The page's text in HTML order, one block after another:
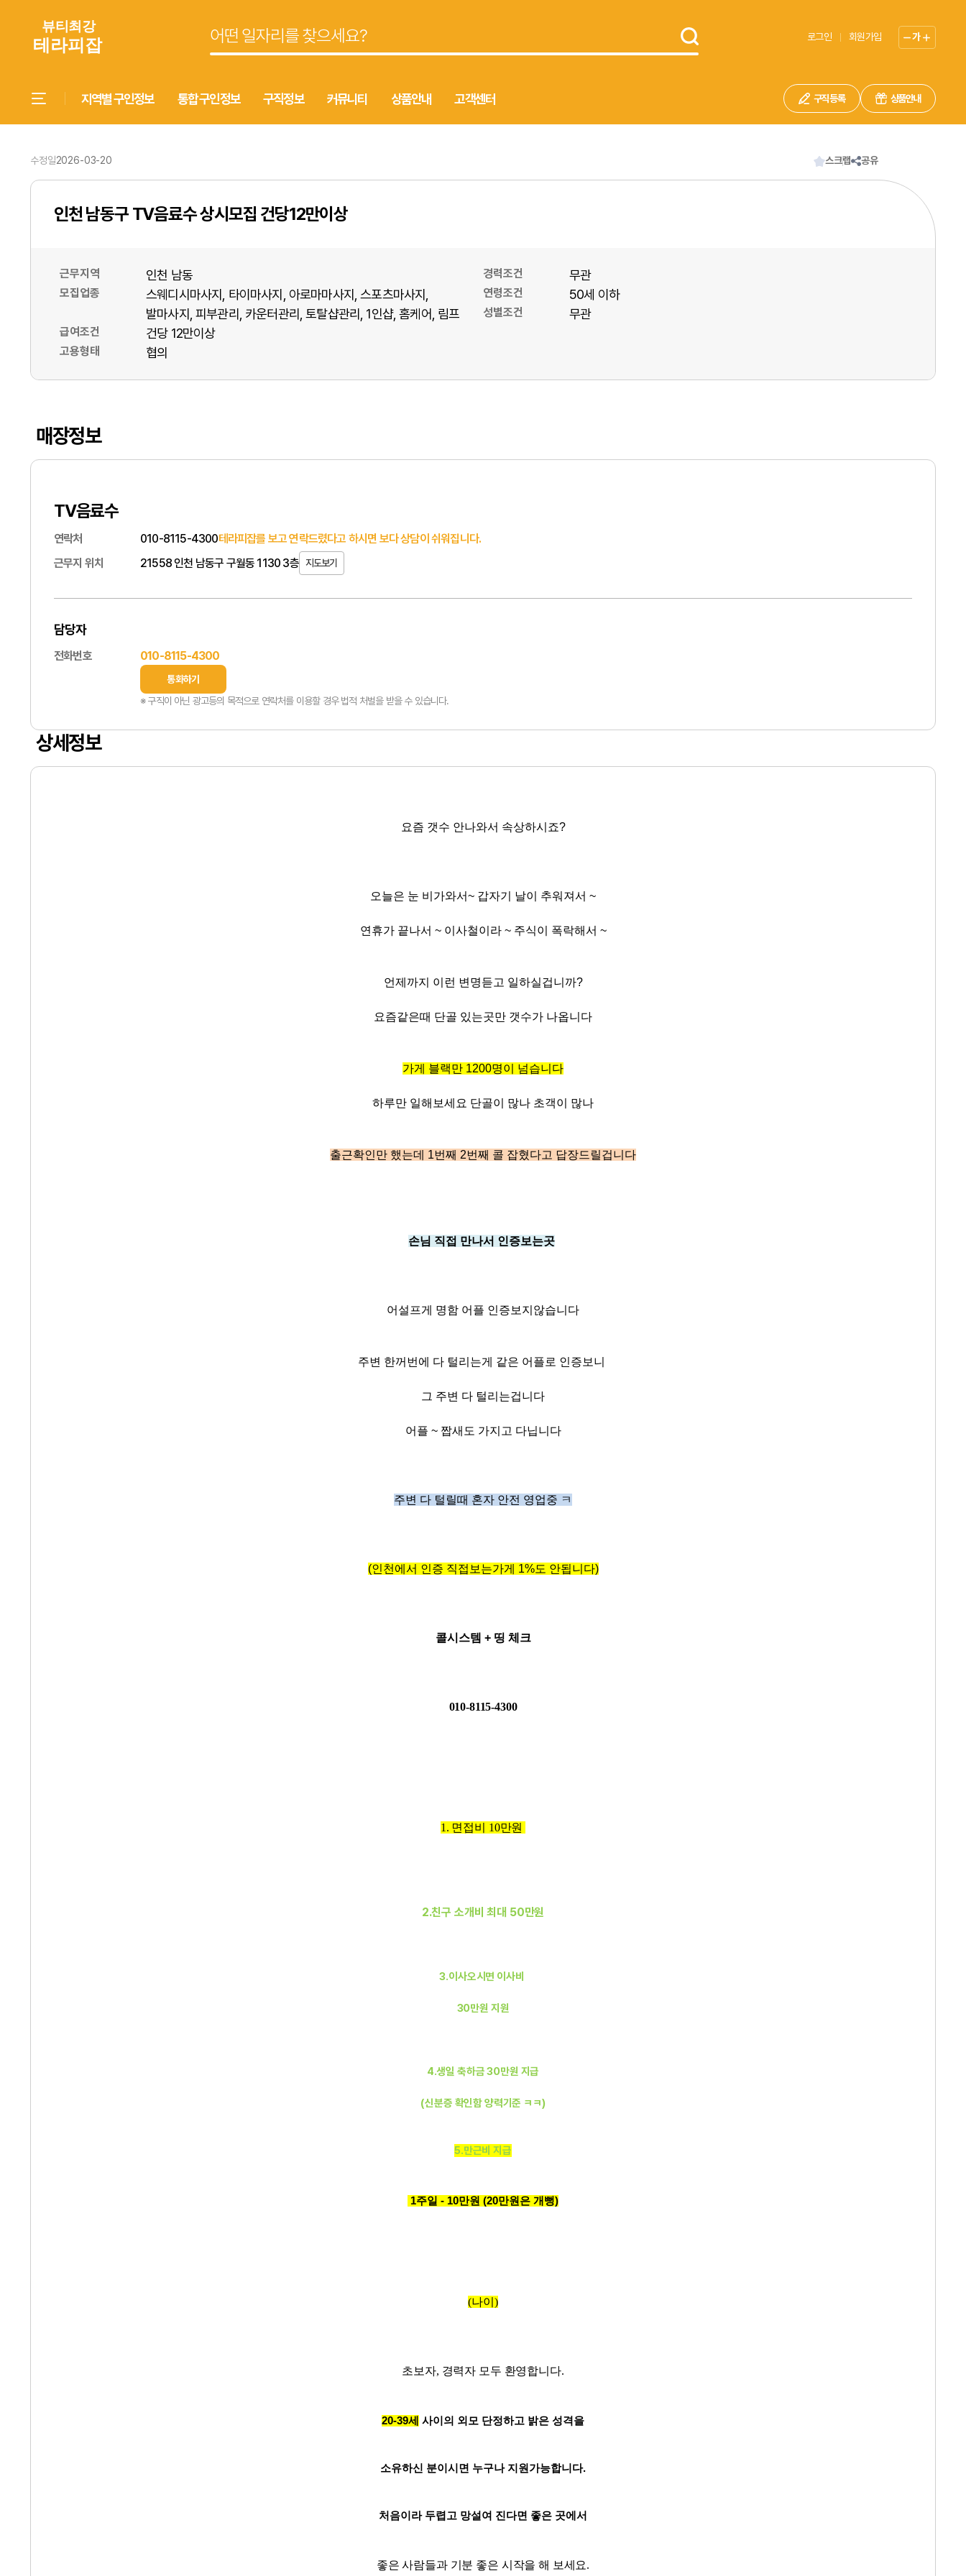
로그인 회원가입 가
지역별 구인정보 통합 구인정보 구직정보 커뮤니티 상품안내 고객센터 구직 등록 상품안내
수정일2026-03-20 스크랩 공유
인천 남동구 TV음료수 상시모집 건당12만이상
근무지역 인천 남동
모집업종 스웨디시마사지 타이마사지 아로마마사지 스포츠마사지
발마사지 피부관리 카운터관리 토탈샵관리 1인샵 홈케어 림프
급여조건 건당 12만이상
고용형태 협의
경력조건 무관
연령조건 50세 이하
성별조건 무관
매장정보
TV음료수
연락처 010-8115-4300테라피잡를 보고 연락드렸다고 하시면 보다 상담이 쉬워집니다.
근무지 위치
21558 인천 남동구 구월동 1130 3층 지도보기
담당자
전화번호 010-8115-4300
통화하기
※ 구직이 아닌 광고등의 목적으로 연락처를 이용할 경우 법적 처벌을 받을 수 있습니다.
상세정보
요즘 갯수 안나와서 속상하시죠?
오늘은 눈 비가와서~ 갑자기 날이 추워져서 ~
연휴가 끝나서 ~ 이사철이라 ~ 주식이 폭락해서 ~
언제까지 이런 변명듣고 일하실겁니까?
요즘같은때 단골 있는곳만 갯수가 나옵니다
가게 블랙만 1200명이 넘습니다
하루만 일해보세요 단골이 많나 초객이 많나
출근확인만 했는데 1번째 2번째 콜 잡혔다고 답장드릴겁니다
손님 직접 만나서 인증보는곳
어설프게 명함 어플 인증보지않습니다
주변 한꺼번에 다 털리는게 같은 어플로 인증보니
그 주변 다 털리는겁니다
어플 ~ 짭새도 가지고 다닙니다
주변 다 털릴때 혼자 안전 영업중 ㅋ
(인천에서 인증 직접보는가게 1%도 안됩니다)
콜시스템 + 띵 체크
010-8115-4300
1. 면접비 10만원
2.친구 소개비 최대 50만원
3.이사오시면 이사비
30만원 지원
4.생일 축하금 30만원 지급
(신분증 확인함 양력기준 ㅋㅋ)
5.만근비 지급
1주일 - 10만원 (20만원은 개뻥)
(나이)
초보자, 경력자 모두 환영합니다.
20-39세 사이의 외모 단정하고 밝은 성격을
소유하신 분이시 면 누구나 지원가능합니다.
처음이라 두렵고 망설여 진다면 좋은 곳에서
좋은 사람들과 기분 좋은 시작을 해 보세요.